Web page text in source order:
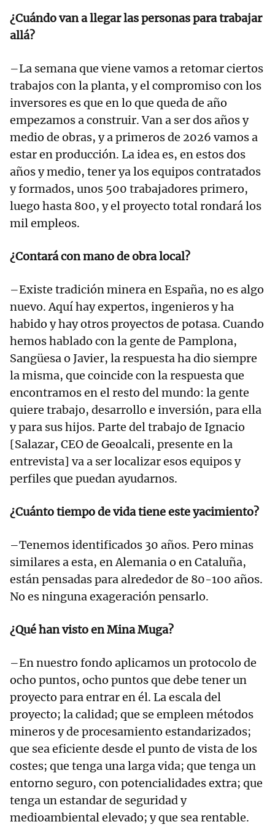
¿Cuándo van a llegar las personas para trabajar
allá?
–La semana que viene vamos a retomar ciertos
trabajos con la planta, y el compromiso con los
inversores es que en lo que queda de año
empezamos a construir. Van a ser dos años y
medio de obras, y a primeros de 2026 vamos a
estar en producción. La idea es, en estos dos
años y medio, tener ya los equipos contratados
y formados, unos 500 trabajadores primero,
luego hasta 800, y el proyecto total rondará los
mil empleos.
¿Contará con mano de obra local?
–Existe tradición minera en España, no es algo
nuevo. Aquí hay expertos, ingenieros y ha
habido y hay otros proyectos de potasa. Cuando
hemos hablado con la gente de Pamplona,
Sangüesa o Javier, la respuesta ha dio siempre
la misma, que coincide con la respuesta que
encontramos en el resto del mundo: la gente
quiere trabajo, desarrollo e inversión, para ella
y para sus hijos. Parte del trabajo de Ignacio
[Salazar, CEO de Geoalcali, presente en la
entrevista] va a ser localizar esos equipos y
perfiles que puedan ayudarnos.
¿Cuánto tiempo de vida tiene este yacimiento?
–Tenemos identificados 30 años. Pero minas
similares a esta, en Alemania o en Cataluña,
están pensadas para alrededor de 80-100 años.
No es ninguna exageración pensarlo.
¿Qué han visto en Mina Muga?
–En nuestro fondo aplicamos un protocolo de
ocho puntos, ocho puntos que debe tener un
proyecto para entrar en él. La escala del
proyecto; la calidad; que se empleen métodos
mineros y de procesamiento estandarizados;
que sea eficiente desde el punto de vista de los
costes; que tenga una larga vida; que tenga un
entorno seguro, con potencialidades extra; que
tenga un estandar de seguridad y
medioambiental elevado; y que sea rentable.